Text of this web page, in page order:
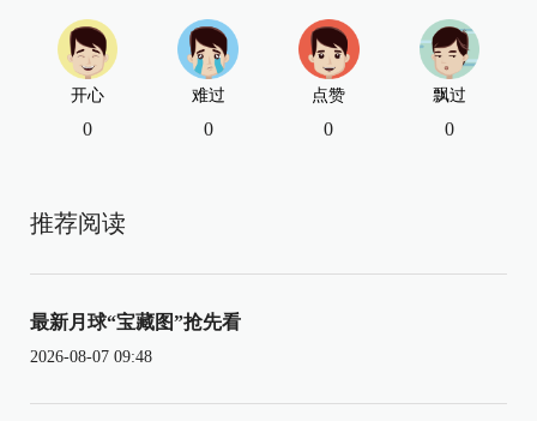
开心
0
难过
0
点赞
0
飘过
0
推荐阅读
最新月球“宝藏图”抢先看
2026-08-07 09:48